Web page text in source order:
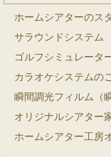
ホームシアターのス
サラウンドシステム
ゴルフシミュレータ
カラオケシステムの
瞬間調光フィルム（
オリジナルシアター
ホームシアター工房